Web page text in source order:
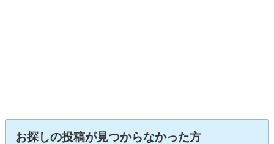
お探しの投稿が見つからなかった方